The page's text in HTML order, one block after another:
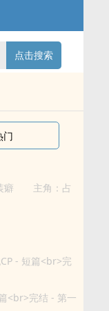
点击搜索
门
装癖 主角：占
- 短篇<br>完
<br>完结 - 第一